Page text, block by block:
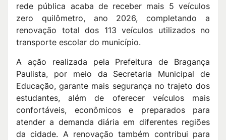
rede pública acaba de receber mais 5 veículos
zero quilômetro, ano 2026, completando a
renovação total dos 113 veículos utilizados no
transporte escolar do município.
A ação realizada pela Prefeitura de Bragança
Paulista, por meio da Secretaria Municipal de
Educação, garante mais segurança no trajeto dos
estudantes, além de oferecer veículos mais
confortáveis, econômicos e preparados para
atender a demanda diária em diferentes regiões
da cidade. A renovação também contribui para